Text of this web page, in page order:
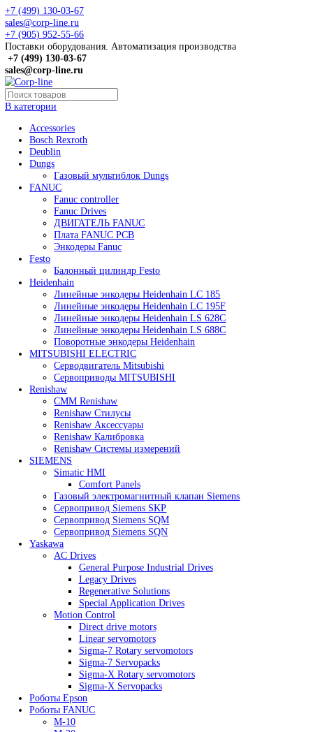
+7 (499) 130-03-67
sales@corp-line.ru
+7 (905) 952-55-66
Поставки оборудования. Автоматизация производства
+7 (499)130-03-67
sales@corp-line.ru
Accessories
Bosch Rexroth
Deublin
Dungs
Газовый мультиблок Dungs
FANUC
Fanuc controller
Fanuc Drives
ДВИГАТЕЛЬ FANUC
Плата FANUC PCB
Энкодеры Fanuc
Festo
Балонный цилиндр Festo
Heidenhain
Линейные энкодеры Heidenhain LC 185
Линейные энкодеры Heidenhain LC 195F
Линейные энкодеры Heidenhain LS 628C
Линейные энкодеры Heidenhain LS 688C
Поворотные энкодеры Heidenhain
MITSUBISHI ELECTRIC
Серводвигатель Mitsubishi
Сервоприводы MITSUBISHI
Renishaw
CMM Renishaw
Renishaw Cтилусы
Renishaw Аксессуары
Renishaw Калибровка
Renishaw Системы измерений
SIEMENS
Simatic HMI
Газовый электромагнитный клапан Siemens
Сервопривод Siemens SKP
Сервопривод Siemens SQM
Сервопривод Siemens SQN
Yaskawa
AC Drives
General Purpose Industrial Drives
Legacy Drives
Regenerative Solutions
Special Application Drives
Motion Control
Direct drive motors